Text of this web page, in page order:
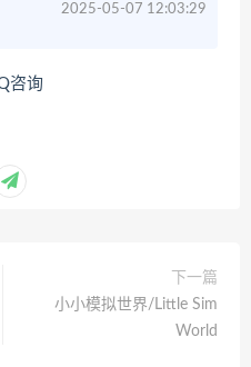
2025-05-07 12:03:29
咨询
下一篇
小小模拟世界/Little Sim
World